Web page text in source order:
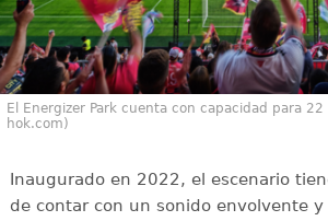
El Energizer Park cuenta con capacidad para
hok.com)
Inaugurado en 2022, el escenario
de contar con un sonido envolvente